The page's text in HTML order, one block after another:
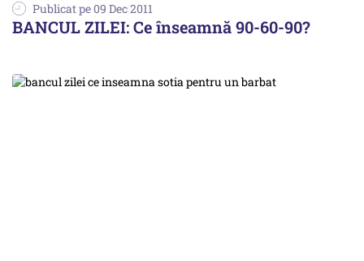
Publicat pe 09 Dec 2011
BANCUL ZILEI: Ce înseamnă 90-60-90?